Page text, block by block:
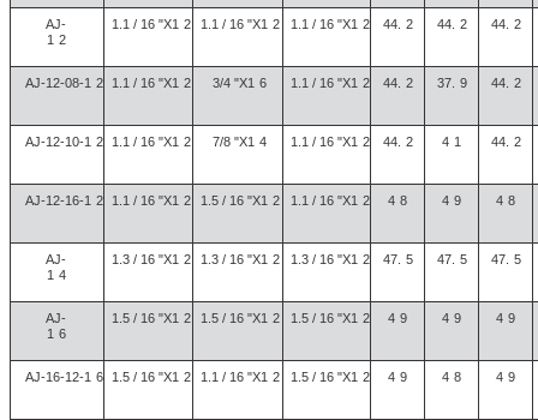
AJ-
1 2
1.1 / 16 "X1 2 1.1 / 16 "X1 2 1.1 / 16 "X1 2 44. 2 44. 2 44. 2
AJ-12-08-1 2 1.1 / 16 "X1 2 3/4 "X1 6 1.1 / 16 "X1 2 44. 2 37. 9 44. 2
AJ-12-10-1 2 1.1 / 16 "X1 2 7/8 "X1 4 1.1 / 16 "X1 2 44. 2 4 1 44. 2
AJ-12-16-1 2 1.1 / 16 "X1 2 1.5 / 16 "X1 2 1.1 / 16 "X1 2 4 8 4 9 4 8
AJ-
1 4
1.3 / 16 "X1 2 1.3 / 16 "X1 2 1.3 / 16 "X1 2 47. 5 47. 5 47. 5
AJ-
1 6
1.5 / 16 "X1 2 1.5 / 16 "X1 2 1.5 / 16 "X1 2 4 9 4 9 4 9
AJ-16-12-1 6 1.5 / 16 "X1 2 1.1 / 16 "X1 2 1.5 / 16 "X1 2 4 9 4 8 4 9